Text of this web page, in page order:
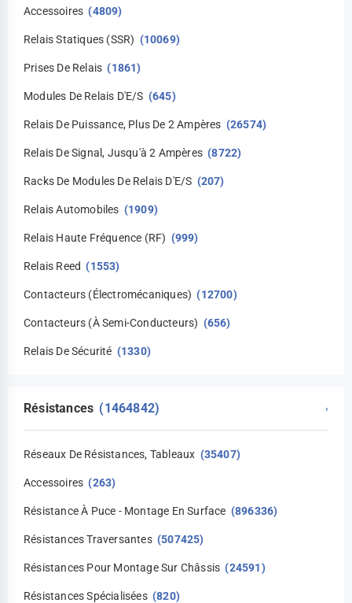
Accessoires (4809)
Relais Statiques (SSR) (10069)
Prises De Relais (1861)
Modules De Relais D'E/S (645)
Relais De Puissance, Plus De 2 Ampères (26574)
Relais De Signal, Jusqu'à 2 Ampères (8722)
Racks De Modules De Relais D'E/S (207)
Relais Automobiles (1909)
Relais Haute Fréquence (RF) (999)
Relais Reed (1553)
Contacteurs (électromécaniques) (12700)
Contacteurs (à Semi-Conducteurs) (656)
Relais De Sécurité (1330)
Résistances (1464842) ›
Réseaux De Résistances, Tableaux (35407)
Accessoires (263)
Résistance À Puce - Montage En Surface (896336)
Résistances Traversantes (507425)
Résistances Pour Montage Sur Châssis (24591)
Résistances Spécialisées (820)